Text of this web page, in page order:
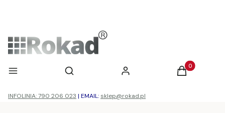
Menu Otwórz wyszukiwarkę
Szukaj Zaloguj się Produkty w
Koszyk
INFOLINIA: 790 206 023 | EMAIL: sklep@rokad.pl